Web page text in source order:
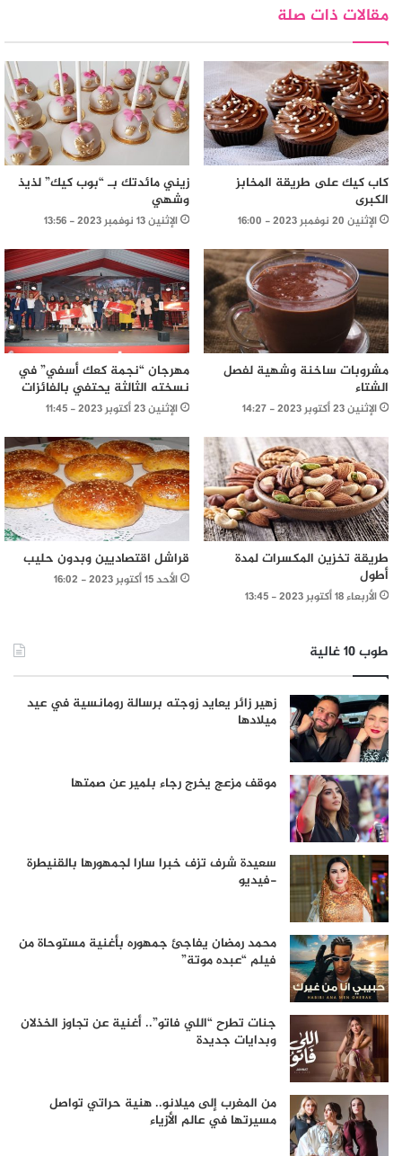
مقالات ذات صلة
كاب كيك على طريقة المخابز
الكبرى
الإثنين 20 نوفمبر 2023 - 16:00
زيني مائدتك بـ “بوب كيك” لذيذ
وشهي
الإثنين 13 نوفمبر 2023 - 13:56
مشروبات ساخنة وشهية لفصل
الشتاء
الإثنين 23 أكتوبر 2023 - 14:27
مهرجان “نجمة كعك أسفي” في
نسخته الثالثة يحتفي بالفائزات
الإثنين 23 أكتوبر 2023 - 11:45
طريقة تخزين المكسرات لمدة
أطول
الأربعاء 18 أكتوبر 2023 - 13:45
قراشل اقتصاديين وبدون حليب
الأحد 15 أكتوبر 2023 - 16:02
طوب 10 غالية
زهير زائر يعايد زوجته برسالة رومانسية في عيد
ميلادها
موقف مزعج يخرج رجاء بلمير عن صمتها
سعيدة شرف تزف خبرا سارا لجمهورها بالقنيطرة
-فيديو
محمد رمضان يفاجئ جمهوره بأغنية مستوحاة من
فيلم “عبده موتة”
جنات تطرح “اللي فاتو”.. أغنية عن تجاوز الخذلان
وبدايات جديدة
من المغرب إلى ميلانو.. هنية حراتي تواصل
مسيرتها في عالم الأزياء